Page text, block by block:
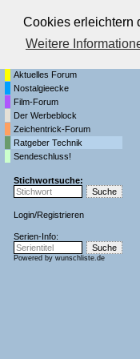
Cookies erleichtern
Weitere
Aktuelles Forum
Nostalgieecke
Film-Forum
Der Werbeblock
Zeichentrick-Forum
Ratgeber Technik
Sendeschluss!
Stichwortsuche:
Login/Registrieren
Serien-Info:
Powered by wunschliste.de